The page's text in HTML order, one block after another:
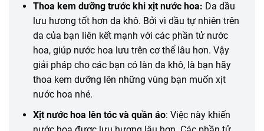
Thoa kem dưỡng trước khi xịt nước hoa: Da dầu
lưu hương tốt hơn da khô. Bởi vì dầu tự nhiên trên
da của bạn liên kết mạnh với các phần tử nước
hoa, giúp nước hoa lưu trên cơ thể lâu hơn. Vậy
giải pháp cho các bạn có làn da khô, là bạn hãy
thoa kem dưỡng lên những vùng bạn muốn xịt
nước hoa nhé.
Xịt nước hoa lên tóc và quần áo: Việc này khiến